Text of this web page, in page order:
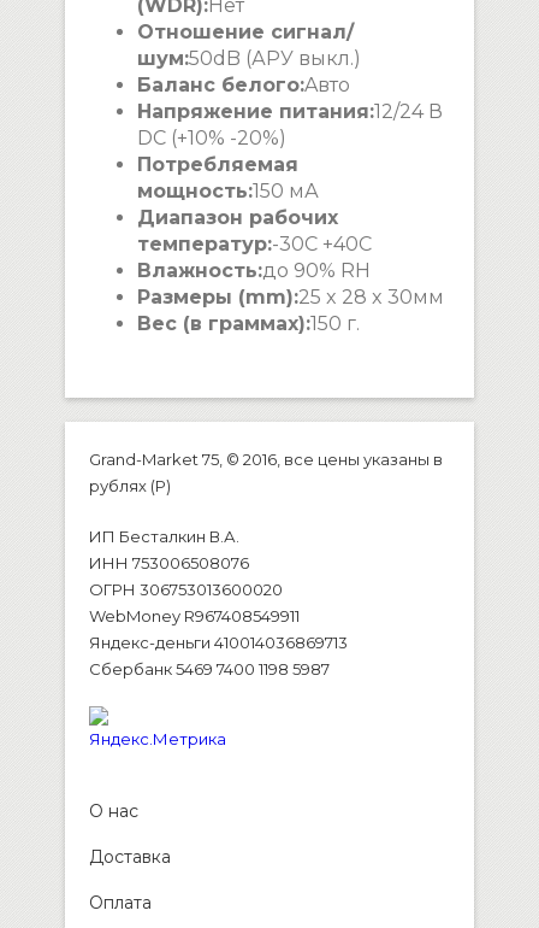
(WDR):Нет
Отношение сигнал/
шум:50dB (АРУ выкл.)
Баланс белого:Aвто
Напряжение питания:12/24 В
DC (+10% -20%)
Потребляемая
мощность:150 мА
Диапазон рабочих
температур:-30C +40C
Влажность:до 90% RH
Размеры (mm):25 x 28 x 30мм
Вес (в граммах):150 г.
Grand-Market 75, © 2016, все цены указаны в
рублях (P)
ИП Бесталкин В.А.
ИНН 753006508076
ОГРН 306753013600020
WebMoney R967408549911
Яндекс-деньги 410014036869713
Сбербанк 5469 7400 1198 5987
О нас
Доставка
Оплата